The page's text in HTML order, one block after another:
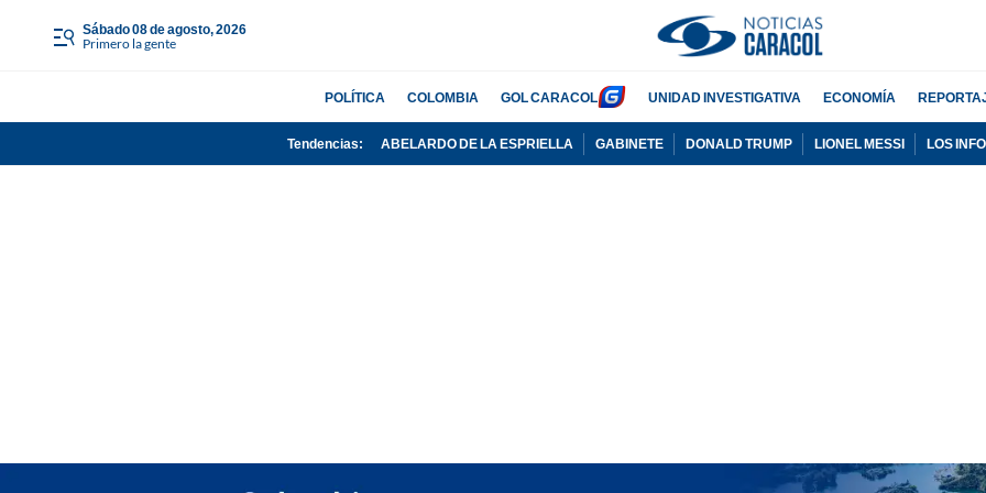
sábado 08 de agosto, 2026
Primero la gente
POLÍTICA COLOMBIA GOL CARACOL UNIDAD INVESTIGATIVA ECONOMÍA
Tendencias: ABELARDO DE LA ESPRIELLA GABINETE DONALD TRUMP LIONEL MESSI LOS